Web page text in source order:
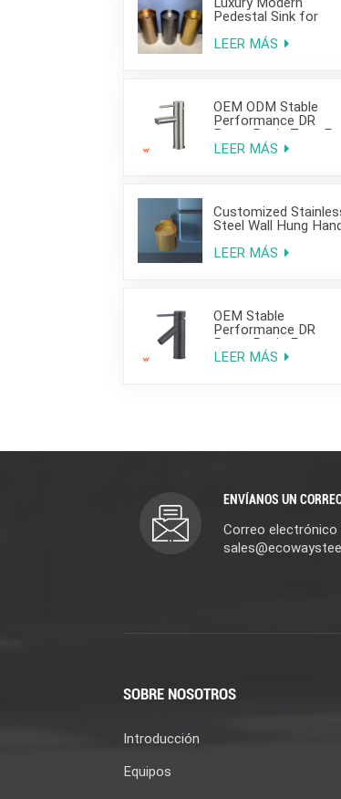
Pedestal Sink for
LEER MÁS
OEM ODM Stable
Performance DR
Brass Basin Taps For
Home Hotel Project
LEER MÁS
Customized
Steel Wall Hung
Bathroom
LEER MÁS
OEM Stable
Performance DR
Brass Basin Faucet
For Home Hotel
LEER MÁS
ENVÍANOS UN
Correo electrónico
SOBRE NOSOTROS
Introducción
Equipos